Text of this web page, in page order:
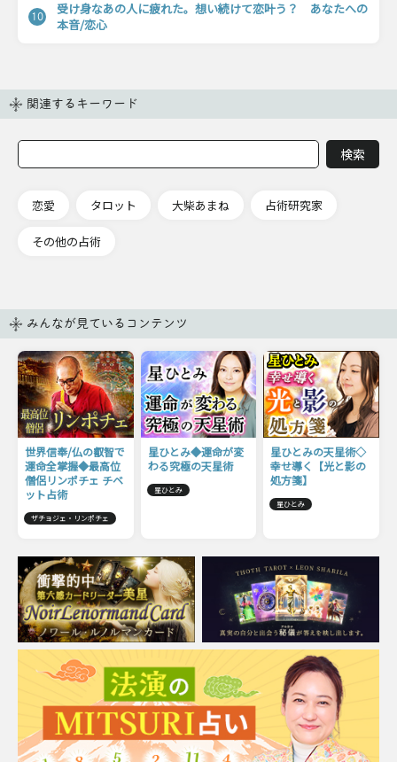
10
受け身なあの人に疲れた。想い続けて恋叶う？ あなたへの
本音/恋心
関連するキーワード
恋愛 タロット 大柴あまね 占術研究家
その他の占術
みんなが見ているコンテンツ
世界信奉/仏の叡智で
運命全掌握◆最高位
僧侶リンポチェ チベ
ット占術
ザチョジェ・リンポチェ
星ひとみ◆運命が変
わる究極の天星術
星ひとみ
星ひとみの天星術◇
幸せ導く【光と影の
処方箋】
星ひとみ